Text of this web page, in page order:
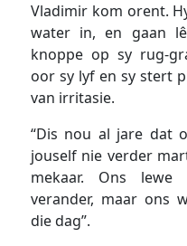
Vladimir kom orent.
water in, en gaan
knoppe op sy rug-
oor sy lyf en sy stert
van irritasie.
“Dis nou al jare dat
jouself nie verder
mekaar. Ons
verander, maar ons
die dag”.